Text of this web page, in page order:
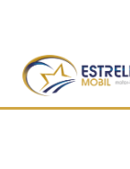
contenido